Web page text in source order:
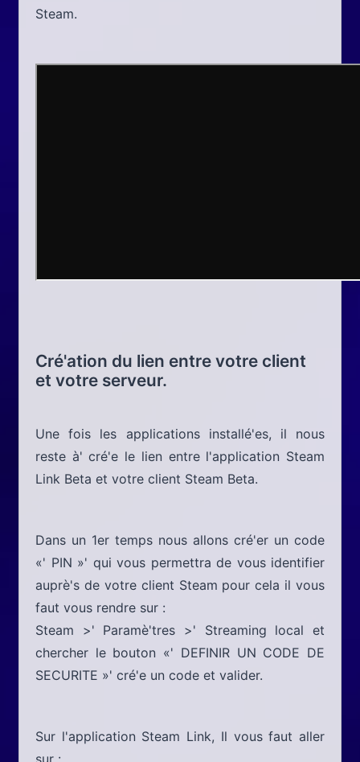
Steam.
Cré'ation du lien entre votre client
et votre serveur.
Une fois les applications installé'es, il nous
reste à' cré'e le lien entre l'application Steam
Link Beta et votre client Steam Beta.
Dans un 1er temps nous allons cré'er un code
«' PIN »' qui vous permettra de vous identifier
auprè's de votre client Steam pour cela il vous
faut vous rendre sur :
Steam >' Paramè'tres >' Streaming local et
chercher le bouton «' DEFINIR UN CODE DE
SECURITE »' cré'e un code et valider.
Sur l'application Steam Link, Il vous faut aller
sur :